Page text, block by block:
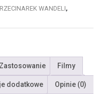
WANDELI,
Zastosowanie Filmy
dodatkowe Opinie (0)